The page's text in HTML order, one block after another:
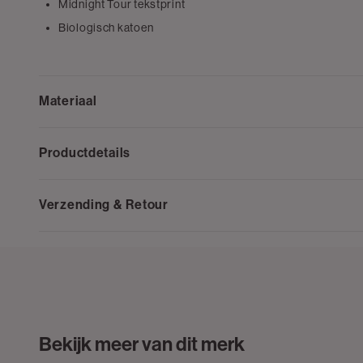
Midnight Tour tekstprint
Biologisch katoen
Materiaal
Productdetails
Verzending & Retour
Bekijk meer van dit merk